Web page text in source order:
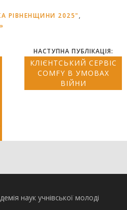
РІВНЕНЩИНИ 2025",
НАСТУПНА ПУБЛІКАЦІЯ:
КЛІЄНТСЬКИЙ СЕРВІС
COMFY В УМОВАХ
ВІЙНИ
наук учнівської молоді